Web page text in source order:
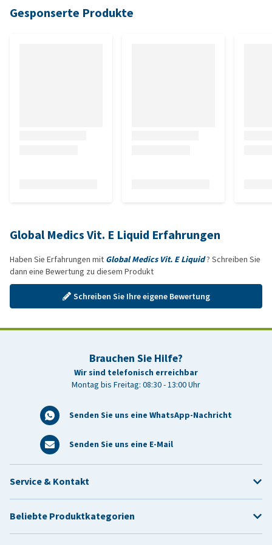
Gesponserte Produkte
Global Medics Vit. E Liquid Erfahrungen
Haben Sie Erfahrungen mit Global Medics Vit. E Liquid? Schreiben Sie
dann eine Bewertung zu diesem Produkt
Schreiben Sie Ihre eigene Bewertung
Brauchen Sie Hilfe?
Wir sind telefonisch erreichbar
Montag bis Freitag: 08:30 - 13:00 Uhr
Senden Sie uns eine WhatsApp-Nachricht
Senden Sie uns eine E-Mail
Service & Kontakt
Beliebte Produktkategorien